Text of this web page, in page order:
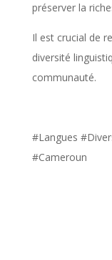
préserver la
Il est crucial de
diversité
communauté.
#Langues
#Cameroun